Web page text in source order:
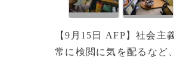
【9月15日 AFP】社会主
常に検閲に気を配るなど